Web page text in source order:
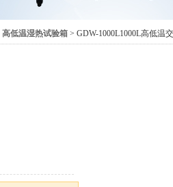
高低温湿热试验箱 > GDW-1000L1000L高低